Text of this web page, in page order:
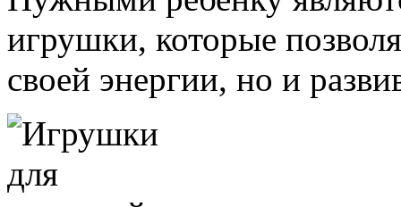
игрушки, которые
своей энергии, но и